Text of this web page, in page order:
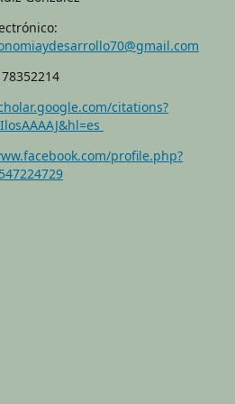
citations?
profile.php?